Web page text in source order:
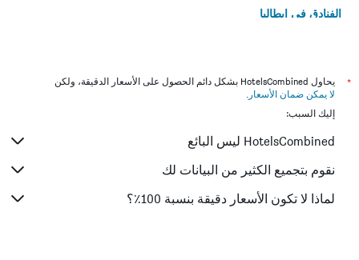
الفنادق في إيطاليا
*
يحاول HotelsCombined بشكل دائم الحصول على الأسعار الدقيقة، ولكن
لا يمكن ضمان الأسعار .
إليك السبب:
HotelsCombined ليس البائع
نقوم بتجميع الكثير من البيانات لك
لماذا لا تكون الأسعار دقيقة بنسبة 100٪؟